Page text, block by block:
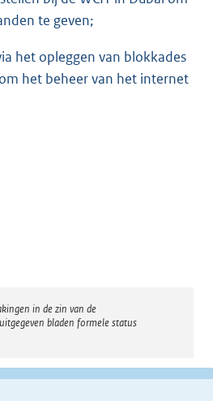
te geven;
het opleggen van blokkades
het beheer van het internet
in de zin van de
bladen formele status